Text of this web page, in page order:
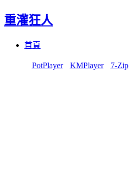
重灌狂人
首頁
PotPlayer KMPlayer 7-Zip